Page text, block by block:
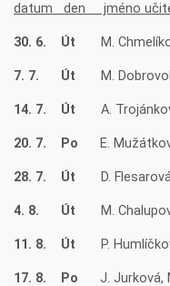
datum den jméno
30. 6. Út M.
7. 7. Út M.
14. 7. Út A.
20. 7. Po E.
28. 7. Út D.
4. 8. Út M.
11. 8. Út P.
17. 8. Po J. Jurková,